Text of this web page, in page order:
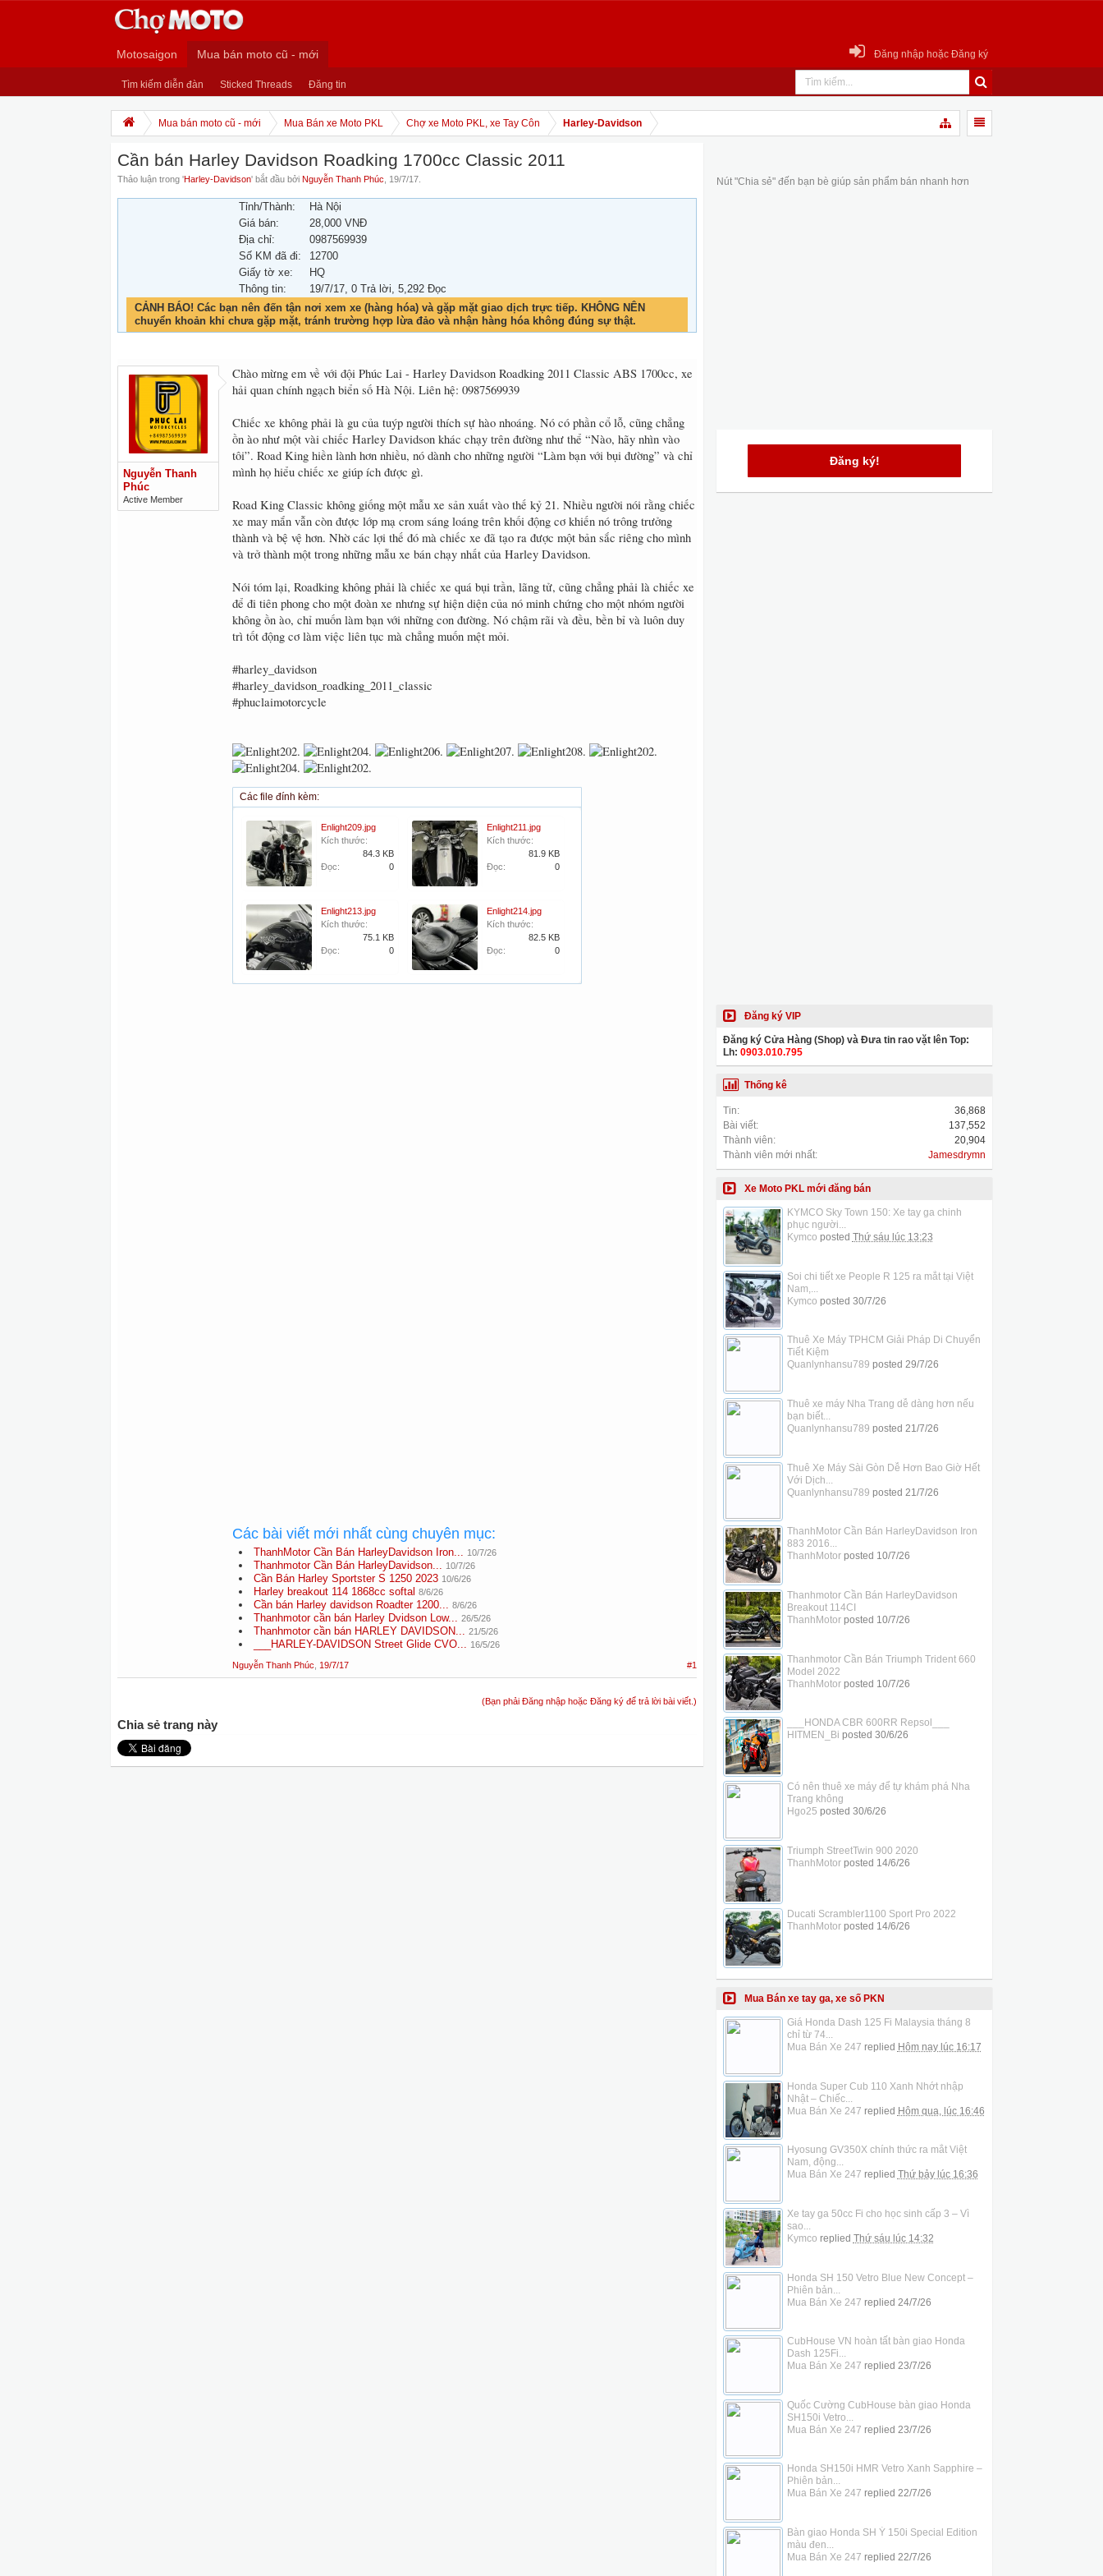
Motosaigon Mua bán moto cũ - mới
Tìm kiếm diễn đàn Sticked Threads Đăng tin
Đăng nhập hoặc Đăng ký
Mua bán moto cũ - mới Mua Bán xe Moto PKL Chợ xe Moto PKL, xe Tay Côn Harley-Davidson
Cần bán Harley Davidson Roadking 1700cc Classic 2011
Thảo luận trong 'Harley-Davidson' bắt đầu bởi Nguyễn Thanh Phúc 19/7/17
Tỉnh/Thành:
Hà Nội
Giá bán:
28,000 VNĐ
Địa chỉ:
0987569939
Số KM đã đi:
12700
Giấy tờ xe:
HQ
Thông tin:
19/7/17, 0 Trả lời, 5,292 Đọc
CẢNH BÁO! Các bạn nên đến tận nơi xem xe (hàng hóa) và gặp mặt giao dịch trực tiếp. KHÔNG NÊN
chuyển khoản khi chưa gặp mặt, tránh trường hợp lừa đảo và nhận hàng hóa không đúng sự thật.
Nguyễn Thanh
Phúc
Active Member
Chào mừng em về với đội Phúc Lai - Harley Davidson Roadking 2011 Classic ABS 1700cc, xe
hải quan chính ngạch biển số Hà Nội. Liên hệ: 0987569939
Chiếc xe không phải là gu của tuýp người thích sự hào nhoáng. Nó có phần cổ lỗ, cũng chẳng
ồn ào như một vài chiếc Harley Davidson khác chạy trên đường như thể “Nào, hãy nhìn vào
tôi”. Road King hiền lành hơn nhiều, nó dành cho những người “Làm bạn với bụi đường” và chỉ
mình họ hiểu chiếc xe giúp ích được gì.
Road King Classic không giống một mẫu xe sản xuất vào thế kỷ 21. Nhiều người nói rằng chiếc
xe may mắn vẫn còn được lớp mạ crom sáng loáng trên khối động cơ khiến nó trông trưởng
thành và bệ vệ hơn. Nhờ các lợi thế đó mà chiếc xe đã tạo ra được một bản sắc riêng cho mình
và trở thành một trong những mẫu xe bán chạy nhất của Harley Davidson.
Nói tóm lại, Roadking không phải là chiếc xe quá bụi trần, lãng tử, cũng chẳng phải là chiếc xe
để đi tiên phong cho một đoàn xe nhưng sự hiện diện của nó minh chứng cho một nhóm người
không ồn ào, chỉ muốn làm bạn với những con đường. Nó chậm rãi và đều, bền bỉ và luôn duy
trì tốt động cơ làm việc liên tục mà chẳng muốn mệt mỏi.
#harley_davidson
#harley_davidson_roadking_2011_classic
#phuclaimotorcycle
Các file đính kèm:
Enlight209.jpg
Kích thước:
84.3 KB
Đọc:
0
Enlight211.jpg
Kích thước:
81.9 KB
Đọc:
0
Enlight213.jpg
Kích thước:
75.1 KB
Đọc:
0
Enlight214.jpg
Kích thước:
82.5 KB
Đọc:
0
Các bài viết mới nhất cùng chuyên mục:
ThanhMotor Cần Bán HarleyDavidson Iron... 10/7/26
Thanhmotor Cần Bán HarleyDavidson... 10/7/26
Cần Bán Harley Sportster S 1250 2023 10/6/26
Harley breakout 114 1868cc softal 8/6/26
Cần bán Harley davidson Roadter 1200... 8/6/26
Thanhmotor cần bán Harley Dvidson Low... 26/5/26
Thanhmotor cần bán HARLEY DAVIDSON... 21/5/26
___HARLEY-DAVIDSON Street Glide CVO... 16/5/26
Nguyễn Thanh Phúc 19/7/17 #1
(Bạn phải Đăng nhập hoặc Đăng ký để trả lời bài viết.)
Chia sẻ trang này
Nút "Chia sẻ" đến bạn bè giúp sản phẩm bán nhanh hơn
Đăng ký!
Đăng ký VIP
Đăng ký Cửa Hàng (Shop) và Đưa tin rao vặt lên Top:
Lh: 0903.010.795
Thống kê
Tin:
36,868
Bài viết:
137,552
Thành viên:
20,904
Thành viên mới nhất:
Jamesdrymn
Xe Moto PKL mới đăng bán
KYMCO Sky Town 150: Xe tay ga chinh
phục người...
Kymco posted Thứ sáu lúc 13:23
Soi chi tiết xe People R 125 ra mắt tại Việt
Nam,...
Kymco posted 30/7/26
Thuê Xe Máy TPHCM Giải Pháp Di Chuyển
Tiết Kiệm
Quanlynhansu789 posted 29/7/26
Thuê xe máy Nha Trang dễ dàng hơn nếu
bạn biết...
Quanlynhansu789 posted 21/7/26
Thuê Xe Máy Sài Gòn Dễ Hơn Bao Giờ Hết
Với Dịch...
Quanlynhansu789 posted 21/7/26
ThanhMotor Cần Bán HarleyDavidson Iron
883 2016...
ThanhMotorposted 10/7/26
Thanhmotor Cần Bán HarleyDavidson
Breakout 114CI
ThanhMotorposted 10/7/26
Thanhmotor Cần Bán Triumph Trident 660
Model 2022
ThanhMotorposted 10/7/26
___HONDA CBR 600RR Repsol___
HITMEN_Bi posted 30/6/26
Có nên thuê xe máy để tự khám phá Nha
Trang không
Hgo25 posted 30/6/26
Triumph StreetTwin 900 2020
ThanhMotorposted 14/6/26
Ducati Scrambler1100 Sport Pro 2022
ThanhMotorposted 14/6/26
Mua Bán xe tay ga, xe số PKN
Giá Honda Dash 125 Fi Malaysia tháng 8
chỉ từ 74...
Mua Bán Xe 247 replied Hôm nay lúc 16:17
Honda Super Cub 110 Xanh Nhớt nhập
Nhật – Chiếc...
Mua Bán Xe 247 replied Hôm qua, lúc 16:46
Hyosung GV350X chính thức ra mắt Việt
Nam, động...
Mua Bán Xe 247 replied Thứ bảy lúc 16:36
Xe tay ga 50cc Fi cho học sinh cấp 3 – Vì
sao...
Kymco replied Thứ sáu lúc 14:32
Honda SH 150 Vetro Blue New Concept –
Phiên bản...
Mua Bán Xe 247 replied 24/7/26
CubHouse VN hoàn tất bàn giao Honda
Dash 125Fi...
Mua Bán Xe 247 replied 23/7/26
Quốc Cường CubHouse bàn giao Honda
SH150i Vetro...
Mua Bán Xe 247 replied 23/7/26
Honda SH150i HMR Vetro Xanh Sapphire –
Phiên bản...
Mua Bán Xe 247 replied 22/7/26
Bàn giao Honda SH Ý 150i Special Edition
màu đen...
Mua Bán Xe 247 replied 22/7/26